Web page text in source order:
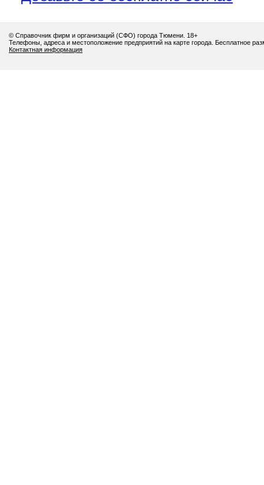
© Справочник фирм и организаций (СФО) города Тюмени. 18+
Телефоны, адреса и местоположение предприятий на карте города. Бесплатное
Контактная информация